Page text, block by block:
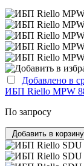
Добавлено в
ИБП Riello MPW
По запросу
Добавить в корзину